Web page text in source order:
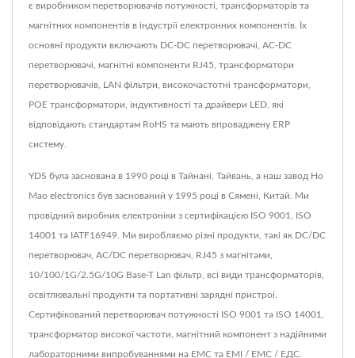
є виробником перетворювачів потужності, трансформаторів та
магнітних компонентів в індустрії електронних компонентів. Їх
основні продукти включають DC-DC перетворювачі, AC-DC
перетворювачі, магнітні компоненти RJ45, трансформатори
перетворювачів, LAN фільтри, високочастотні трансформатори,
POE трансформатори, індуктивності та драйвери LED, які
відповідають стандартам RoHS та мають впроваджену ERP
систему.
YDS була заснована в 1990 році в Тайнані, Тайвань, а наш завод Ho
Mao electronics був заснований у 1995 році в Сямені, Китай. Ми
провідний виробник електроніки з сертифікацією ISO 9001, ISO
14001 та IATF16949. Ми виробляємо різні продукти, такі як DC/DC
перетворювач, AC/DC перетворювач, RJ45 з магнітами,
10/100/1G/2.5G/10G Base-T Lan фільтр, всі види трансформаторів,
освітлювальні продукти та портативні зарядні пристрої.
Сертифікований перетворювач потужності ISO 9001 та ISO 14001,
трансформатор високої частоти, магнітний компонент з надійними
лабораторними випробуваннями на ЕМС та ЕМІ / ЕМС / ЕДС.